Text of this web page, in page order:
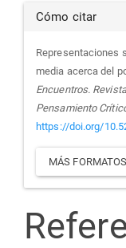
Cómo citar
Representaciones
media acerca del
Encuentros.
Pensamiento
https://doi.org/
MÁS